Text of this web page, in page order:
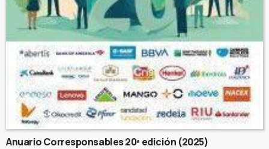
Anuario Corresponsables 20ª edición (2025)